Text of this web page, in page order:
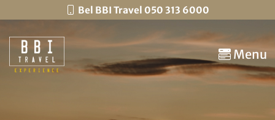
Bel BBI Travel 050 313 6000
Menu